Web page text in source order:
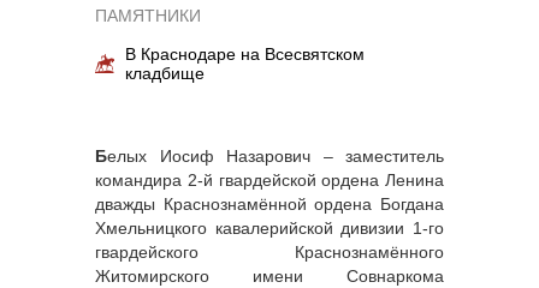
ПАМЯТНИКИ
В Краснодаре на Всесвятском
кладбище
Белых Иосиф Назарович – заместитель
командира 2-й гвардейской ордена Ленина
дважды Краснознамённой ордена Богдана
Хмельницкого кавалерийской дивизии 1-го
гвардейского Краснознамённого
Житомирского имени Совнаркома